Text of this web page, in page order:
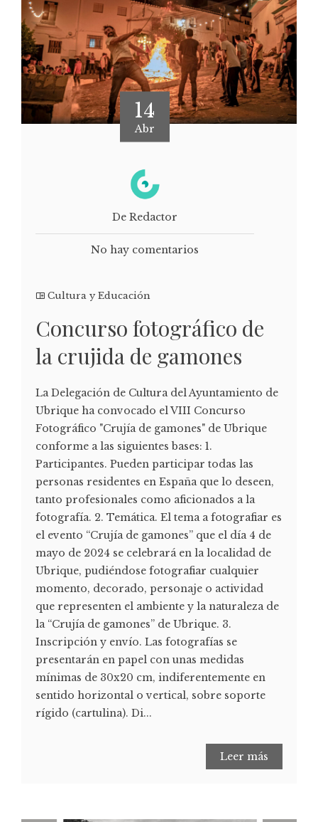
14
Abr
De Redactor
No hay comentarios
Cultura y Educación
Concurso fotográfico de
la crujida de gamones
La Delegación de Cultura del Ayuntamiento de
Ubrique ha convocado el VIII Concurso
Fotográfico "Crujía de gamones" de Ubrique
conforme a las siguientes bases: 1.
Participantes. Pueden participar todas las
personas residentes en España que lo deseen,
tanto profesionales como aficionados a la
fotografía. 2. Temática. El tema a fotografiar es
el evento “Crujía de gamones” que el día 4 de
mayo de 2024 se celebrará en la localidad de
Ubrique, pudiéndose fotografiar cualquier
momento, decorado, personaje o actividad
que representen el ambiente y la naturaleza de
la “Crujía de gamones” de Ubrique. 3.
Inscripción y envío. Las fotografías se
presentarán en papel con unas medidas
mínimas de 30x20 cm, indiferentemente en
sentido horizontal o vertical, sobre soporte
rígido (cartulina). Di...
Leer más